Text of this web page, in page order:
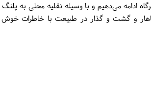
ادامه می‌دهیم و با وسیله نقلیه محلی به پلنگ
و گشت و گذار در طبیعت با خاطرات خوش